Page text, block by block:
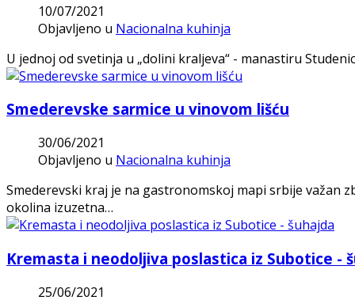
10/07/2021
Objavljeno u Nacionalna kuhinja
U jednoj od svetinja u „dolini kraljeva“ - manastiru
Smederevske sarmice u vinovom lišću
30/06/2021
Objavljeno u Nacionalna kuhinja
Smederevski kraj je na gastronomskoj mapi srbije važan
okolina izuzetna…
Kremasta i neodoljiva poslastica iz Subotice -
25/06/2021